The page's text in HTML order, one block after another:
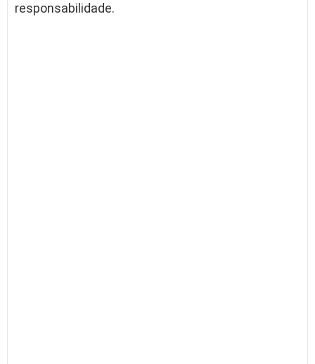
responsabilidade.